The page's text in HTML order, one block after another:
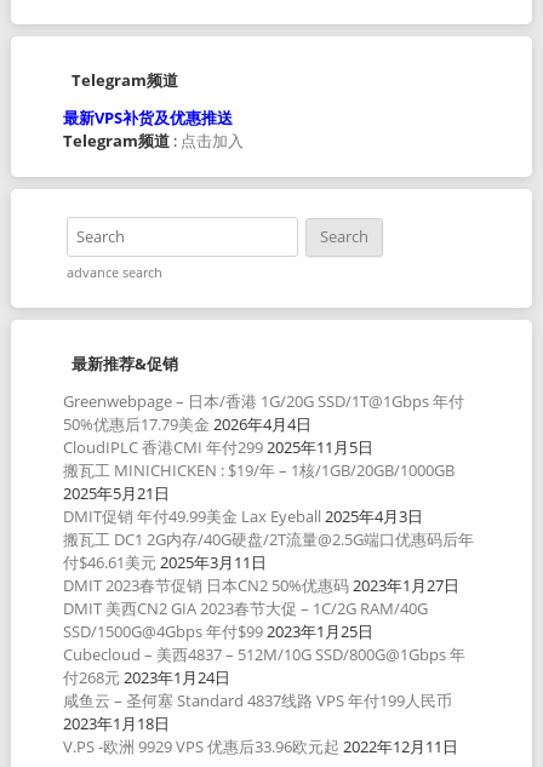
Telegram频道
最新VPS补货及优惠推送
Telegram频道: 点击加入
advance search
最新推荐&促销
Greenwebpage – 日本/香港 1G/20G SSD/1T@1Gbps 年付
50%优惠后17.79美金 2026年4月4日
CloudIPLC 香港CMI 年付2992025年11月5日
搬瓦工 MINICHICKEN : $19/年 – 1核/1GB/20GB/1000GB
2025年5月21日
DMIT促销 年付49.99美金 Lax Eyeball 2025年4月3日
搬瓦工 DC1 2G内存/40G硬盘/2T流量@2.5G端口优惠码后年
付$46.61美元2025年3月11日
DMIT 2023春节促销 日本CN2 50%优惠码2023年1月27日
DMIT 美西CN2 GIA 2023春节大促 – 1C/2G RAM/40G
SSD/1500G@4Gbps 年付$992023年1月25日
Cubecloud – 美西4837 – 512M/10G SSD/800G@1Gbps 年
付268元2023年1月24日
咸鱼云 – 圣何塞 Standard 4837线路 VPS 年付199人民币
2023年1月18日
V.PS -欧洲 9929 VPS 优惠后33.96欧元起 2022年12月11日